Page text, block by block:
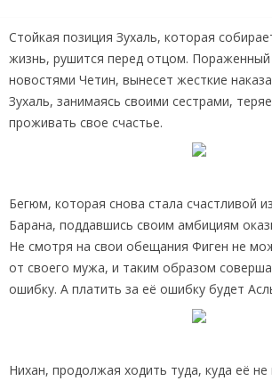
Стойкая позиция Зухаль, которая
жизнь, рушится перед отцом.
новостями Четин, вынесет жесткие
Зухаль, занимаясь своими сестрами,
проживать свое счастье.
Бегюм, которая снова стала счастливой
Барана, поддавшись своим амбициям
Не смотря на свои обещания Фиген не
от своего мужа, и таким образом
ошибку. А платить за её ошибку будет
Нихан, продолжая ходить туда, куда её не